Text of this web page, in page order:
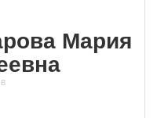
Мария